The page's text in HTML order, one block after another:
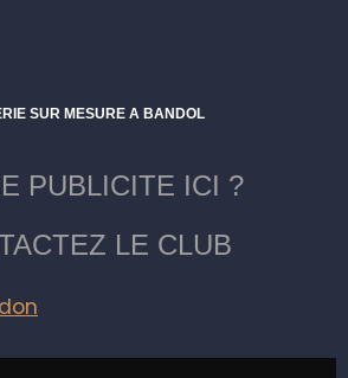
SUR MESURE A BANDOL
PUBLICITE ICI ?
LE CLUB